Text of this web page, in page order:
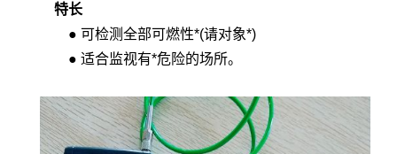
特长
● 可检测全部可燃性*(请对象*)
● 适合监视有*危险的场所。